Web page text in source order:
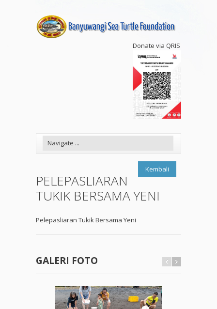
Donate via QRIS
Kembali
PELEPASLIARAN
TUKIK BERSAMA YENI
Pelepasliaran Tukik Bersama Yeni
GALERI FOTO